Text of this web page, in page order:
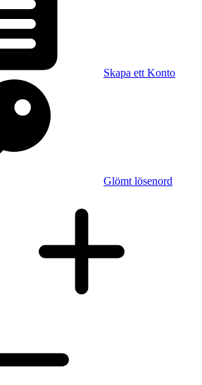
Skapa ett Konto
Glömt lösenord